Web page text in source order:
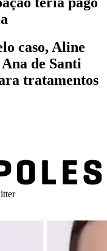
caso, Aline
de Santi
tratamentos